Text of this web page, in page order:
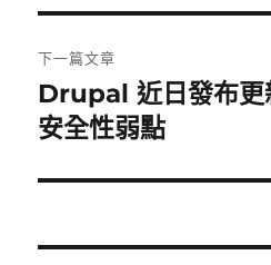
章:
下一篇文章
下
一
文
Drupal 近日發布更
安全性弱點